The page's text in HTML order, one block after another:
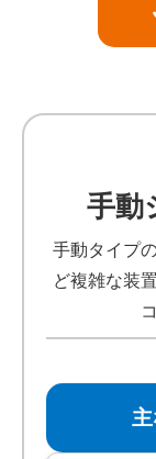
手動
手動タイプ
ど複雑な装